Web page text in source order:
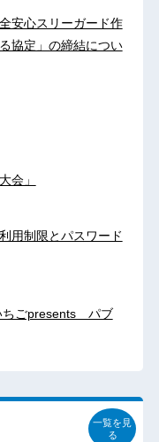
安心スリーガード作
協定」の締結につい
会」
用制限とパスワード
ちごpresents パブ
一覧を見
る